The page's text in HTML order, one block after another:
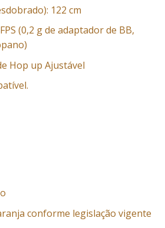
122 cm
(0,2 g de adaptador de BB,
Hop up Ajustável
conforme legislação vigente